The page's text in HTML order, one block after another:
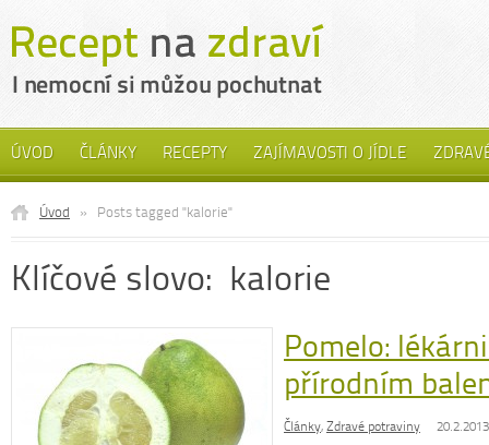
ÚVOD ČLÁNKY RECEPTY ZAJÍMAVOSTI O JÍDLE
Úvod » Posts tagged "kalorie"
Klíčové slovo: kalorie
Pomelo:
přírodním
Články, Zdravé potraviny 20.2.2013